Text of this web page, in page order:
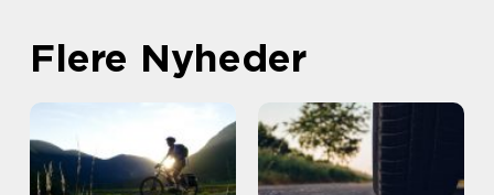
Flere Nyheder